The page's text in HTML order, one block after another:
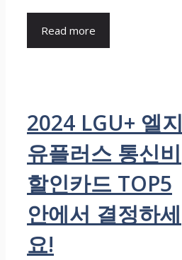
Read more
2024 LGU+ 엘지
유플러스 통신비
할인카드 TOP5
안에서 결정하세
요!